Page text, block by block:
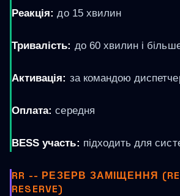
Реакція: до 15 хвилин
Тривалість: до 60 хвилин і
Активація: за командою
Оплата: середня
BESS участь: підходить для
RR -- РЕЗЕРВ ЗАМІЩЕННЯ
RESERVE)